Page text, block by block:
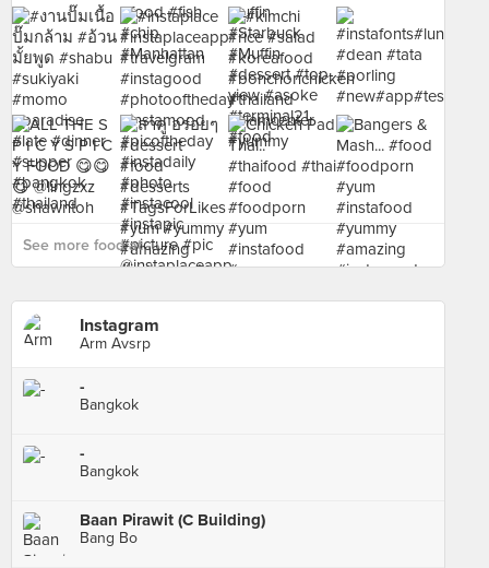
See more food at - ›
Instagram
Arm Avsrp
-
Bangkok
-
Bangkok
Baan Pirawit (C Building)
Bang Bo